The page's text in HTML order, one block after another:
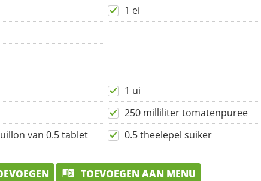
1 ei
1 ui
250 milliliter tomatenpuree
van 0.5 tablet
0.5 theelepel suiker
TOEVOEGEN AAN MENU